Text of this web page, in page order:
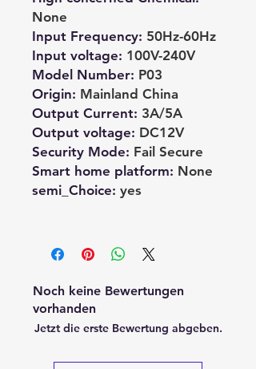
None
Input Frequency: 50Hz-60Hz
Input voltage: 100V-240V
Model Number: P03
Origin: Mainland China
Output Current: 3A/5A
Output voltage: DC12V
Security Mode: Fail Secure
Smart home platform: None
semi_Choice: yes
Noch keine Bewertungen
vorhanden
Jetzt die erste Bewertung abgeben.